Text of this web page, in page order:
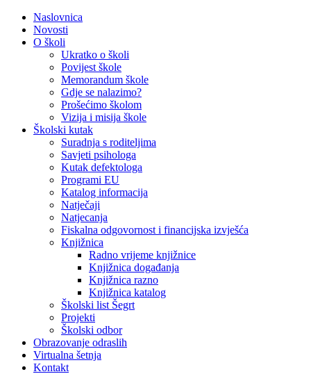
Naslovnica
Novosti
O školi
Ukratko o školi
Povijest škole
Memorandum škole
Gdje se nalazimo?
Prošećimo školom
Vizija i misija škole
Školski kutak
Suradnja s roditeljima
Savjeti psihologa
Kutak defektologa
Programi EU
Katalog informacija
Natječaji
Natjecanja
Fiskalna odgovornost i financijska izvješća
Knjižnica
Radno vrijeme knjižnice
Knjižnica događanja
Knjižnica razno
Knjižnica katalog
Školski list Šegrt
Projekti
Školski odbor
Obrazovanje odraslih
Virtualna šetnja
Kontakt